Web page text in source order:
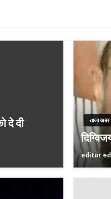
दे दी
ताजा खबर
editor